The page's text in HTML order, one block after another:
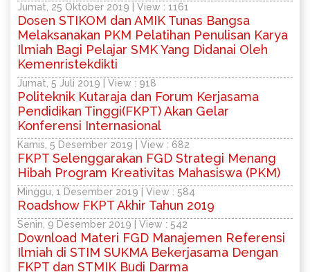
Jumat, 25 Oktober 2019 | View : 1161
Dosen STIKOM dan AMIK Tunas Bangsa
Melaksanakan PKM Pelatihan Penulisan Karya
Ilmiah Bagi Pelajar SMK Yang Didanai Oleh
Kemenristekdikti
Jumat, 5 Juli 2019 | View : 918
Politeknik Kutaraja dan Forum Kerjasama
Pendidikan Tinggi(FKPT) Akan Gelar
Konferensi Internasional
Kamis, 5 Desember 2019 | View : 682
FKPT Selenggarakan FGD Strategi Menang
Hibah Program Kreativitas Mahasiswa (PKM)
Minggu, 1 Desember 2019 | View : 584
Roadshow FKPT Akhir Tahun 2019
Senin, 9 Desember 2019 | View : 542
Download Materi FGD Manajemen Referensi
Ilmiah di STIM SUKMA Bekerjasama Dengan
FKPT dan STMIK Budi Darma